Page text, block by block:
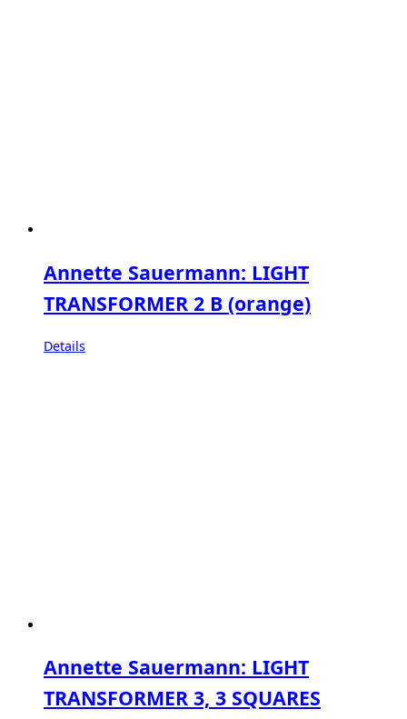
Annette Sauermann: LIGHT
TRANSFORMER 2 B (orange)
Details
Annette Sauermann: LIGHT
TRANSFORMER 3, 3 SQUARES